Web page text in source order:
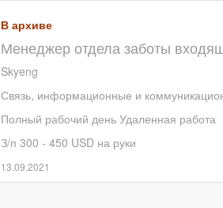
В архиве
Менеджер отдела заботы
Skyeng
Связь, информационные и
Полный рабочий день Удаленная работа
З/п 300 - 450 USD на руки
13.09.2021